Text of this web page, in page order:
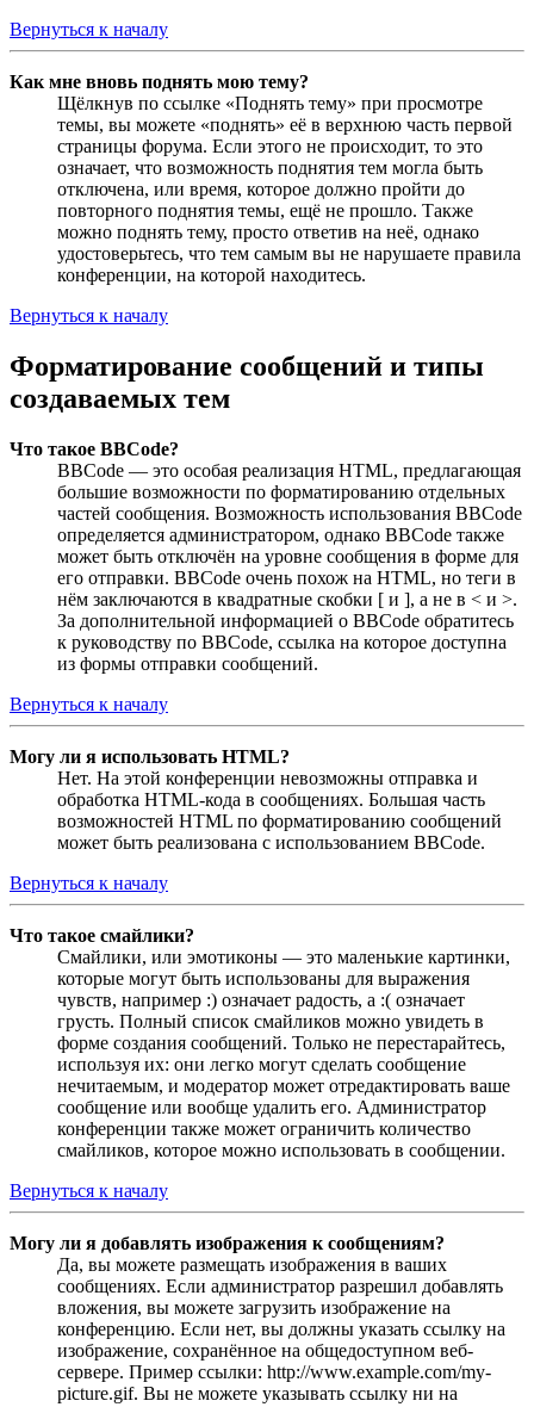
Вернуться к началу
Как мне вновь поднять мою тему?
Щёлкнув по ссылке «Поднять тему» при просмотре
темы, вы можете «поднять» её в верхнюю часть первой
страницы форума. Если этого не происходит, то это
означает, что возможность поднятия тем могла быть
отключена, или время, которое должно пройти до
повторного поднятия темы, ещё не прошло. Также
можно поднять тему, просто ответив на неё, однако
удостоверьтесь, что тем самым вы не нарушаете правила
конференции, на которой находитесь.
Вернуться к началу
Форматирование сообщений и типы
создаваемых тем
Что такое BBCode?
BBCode — это особая реализация HTML, предлагающая
большие возможности по форматированию отдельных
частей сообщения. Возможность использования BBCode
определяется администратором, однако BBCode также
может быть отключён на уровне сообщения в форме для
его отправки. BBCode очень похож на HTML, но теги в
нём заключаются в квадратные скобки [ и ], а не в < и >.
За дополнительной информацией о BBCode обратитесь
к руководству по BBCode, ссылка на которое доступна
из формы отправки сообщений.
Вернуться к началу
Могу ли я использовать HTML?
Нет. На этой конференции невозможны отправка и
обработка HTML-кода в сообщениях. Большая часть
возможностей HTML по форматированию сообщений
может быть реализована с использованием BBCode.
Вернуться к началу
Что такое смайлики?
Смайлики, или эмотиконы — это маленькие картинки,
которые могут быть использованы для выражения
чувств, например :) означает радость, а :( означает
грусть. Полный список смайликов можно увидеть в
форме создания сообщений. Только не перестарайтесь,
используя их: они легко могут сделать сообщение
нечитаемым, и модератор может отредактировать ваше
сообщение или вообще удалить его. Администратор
конференции также может ограничить количество
смайликов, которое можно использовать в сообщении.
Вернуться к началу
Могу ли я добавлять изображения к сообщениям?
Да, вы можете размещать изображения в ваших
сообщениях. Если администратор разрешил добавлять
вложения, вы можете загрузить изображение на
конференцию. Если нет, вы должны указать ссылку на
изображение, сохранённое на общедоступном веб-
сервере. Пример ссылки: http://www.example.com/my-
picture.gif. Вы не можете указывать ссылку ни на